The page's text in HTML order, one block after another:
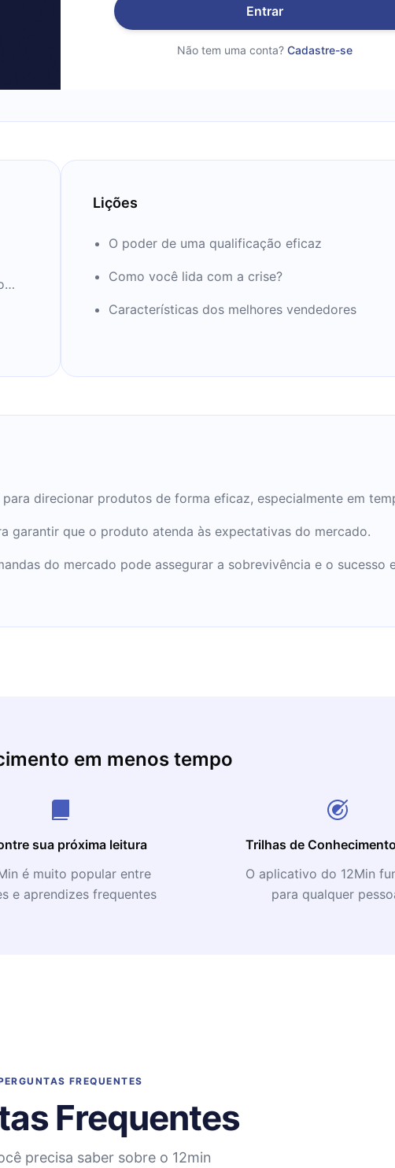
Entrar
Não tem uma conta? Cadastre-se
Lições
O poder de uma qualificação eficaz
Como você lida com a crise?
Características dos melhores vendedores
direcionar produtos de forma eficaz, especialmente em
garantir que o produto atenda às expectativas do mercado.
do mercado pode assegurar a sobrevivência e o sucesso
em menos tempo
sua próxima leitura
é muito popular entre
e aprendizes frequentes
Trilhas de
O aplicativo do 12Min
para qualquer
FREQUENTES
Frequentes
precisa saber sobre o 12min